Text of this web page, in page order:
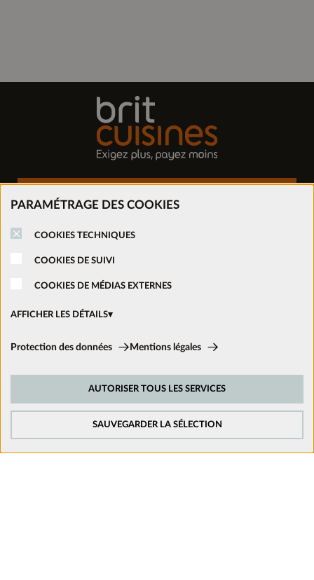
PARAMÉTRAGE DES COOKIES
COOKIES TECHNIQUES
COOKIES DE SUIVI
COOKIES DE MÉDIAS EXTERNES
AFFICHER LES DÉTAILS
Cookies techniques:
Afin d’améliorer constamment notre site web, nous analysons le
comportement de nos visiteurs. Pour cela, nous utilisons des cookies de
Protection des données Mentions légales
SAUVEGARDER LA SÉLECTION
AUTORISER TOUS LES SERVICES
Prendre rendez-vous
Ouvrir un magasin